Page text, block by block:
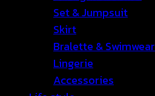
Set & Jumpsuit
Skirt
Bralette & Swimwear
Lingerie
Accessories